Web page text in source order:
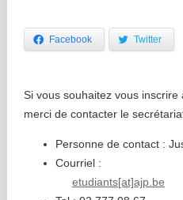
Facebook Twitter
Si vous souhaitez vous inscrire
merci de contacter le
Personne de contact :
Courriel :
etudiants[at]ajp.be